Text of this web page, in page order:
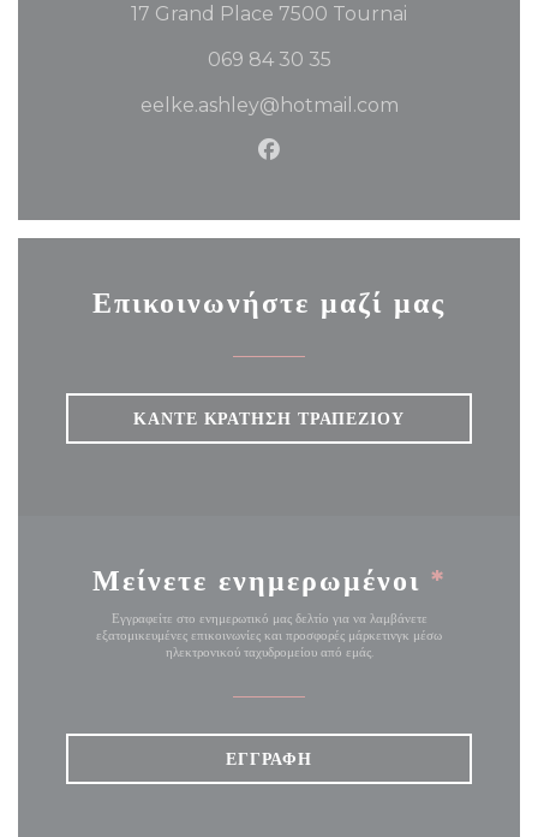
17 Grand Place 7500 Tournai
069 84 30 35
eelke.ashley@hotmail.com
Facebook ((ανοίγει σε νέο
Επικοινωνήστε μαζί μας
ΚΆΝΤΕ ΚΡΆΤΗΣΗ ΤΡΑΠΕΖΙΟΎ
Μείνετε ενημερωμένοι *
Εγγραφείτε στο ενημερωτικό μας δελτίο για να λαμβάνετε
εξατομικευμένες επικοινωνίες και προσφορές μάρκετινγκ μέσω
ηλεκτρονικού ταχυδρομείου από εμάς.
ΕΓΓΡΑΦΉ